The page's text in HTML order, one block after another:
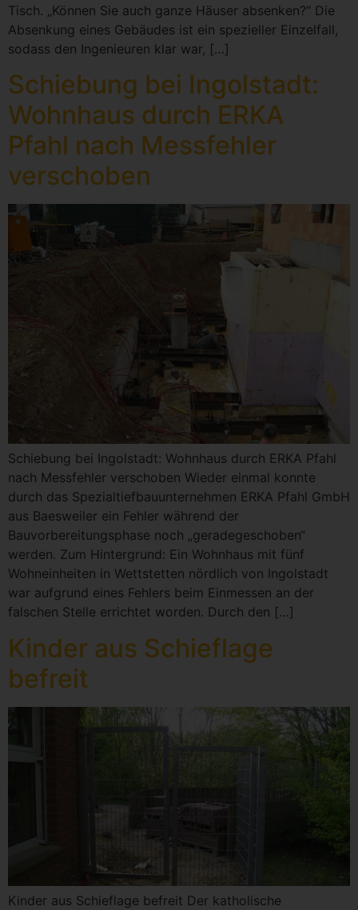
Tisch. „Können Sie auch ganze Häuser absenken?“ Die
Absenkung eines Gebäudes ist ein spezieller Einzelfall,
sodass den Ingenieuren klar war, […]
Schiebung bei Ingolstadt:
Wohnhaus durch ERKA
Pfahl nach Messfehler
verschoben
Schiebung bei Ingolstadt: Wohnhaus durch ERKA Pfahl
nach Messfehler verschoben Wieder einmal konnte
durch das Spezialtiefbauunternehmen ERKA Pfahl GmbH
aus Baesweiler ein Fehler während der
Bauvorbereitungsphase noch „geradegeschoben“
werden. Zum Hintergrund: Ein Wohnhaus mit fünf
Wohneinheiten in Wettstetten nördlich von Ingolstadt
war aufgrund eines Fehlers beim Einmessen an der
falschen Stelle errichtet worden. Durch den […]
Kinder aus Schieflage
befreit
Kinder aus Schieflage befreit Der katholische